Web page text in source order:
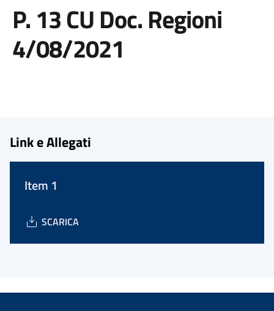
P. 13 CU Doc. Regioni
4/08/2021
Link e Allegati
Item 1
SCARICA